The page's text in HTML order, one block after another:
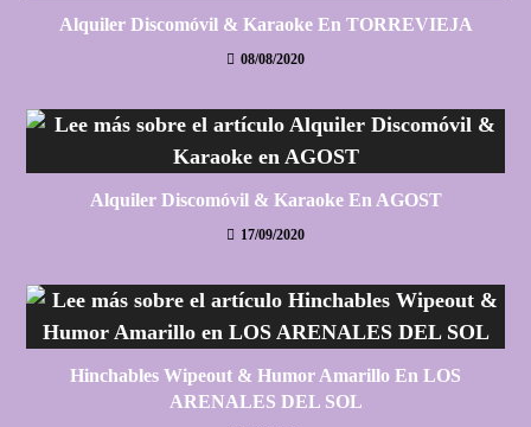
Alquiler Discomóvil & Karaoke En TORREVIEJA
08/08/2020
Alquiler Discomóvil & Karaoke En AGOST
17/09/2020
Hinchables Wipeout & Humor Amarillo En LOS
ARENALES DEL SOL